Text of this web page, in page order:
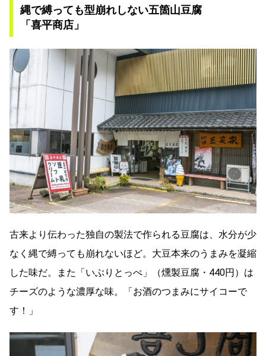
縄で縛っても型崩れしない五箇山豆腐
「喜平商店」
古来より伝わった独自の製法で作られる豆腐は、水分が少
なく縄で縛っても崩れないほど。大豆本来のうまみを凝縮
した味だ。また「いぶりとっぺ」（燻製豆腐・440円）は
チーズのような濃厚な味。「お酒のつまみにサイコーで
す！」